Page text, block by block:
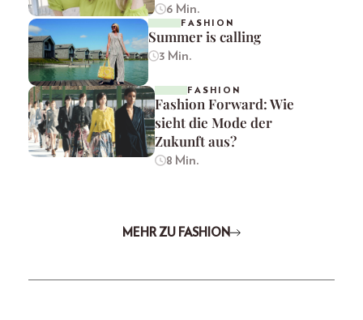
6 Min.
FASHION
Summer is calling
3 Min.
FASHION
Fashion Forward: Wie
sieht die Mode der
Zukunft aus?
8 Min.
MEHR ZU FASHION